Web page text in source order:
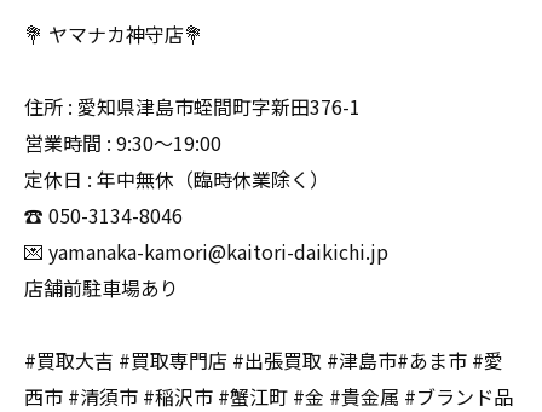
💐 ヤマナカ神守店💐
住所 : 愛知県津島市蛭間町字新田376-1
営業時間 : 9:30〜19:00
定休日 : 年中無休（臨時休業除く）
☎️ 050-3134-8046
💌 yamanaka-kamori@kaitori-daikichi.jp
店舗前駐車場あり
#買取大吉 #買取専門店 #出張買取 #津島市#あま市 #愛
西市 #清須市 #稲沢市 #蟹江町 #金 #貴金属 #ブランド品